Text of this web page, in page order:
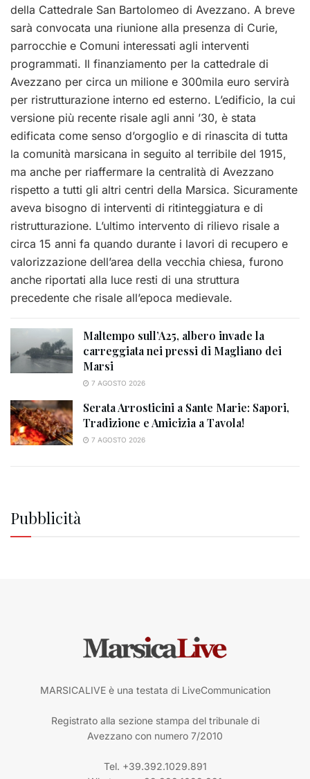
della Cattedrale San Bartolomeo di Avezzano. A breve
sarà convocata una riunione alla presenza di Curie,
parrocchie e Comuni interessati agli interventi
programmati. Il finanziamento per la cattedrale di
Avezzano per circa un milione e 300mila euro servirà
per ristrutturazione interno ed esterno. L’edificio, la cui
versione più recente risale agli anni ’30, è stata
edificata come senso d’orgoglio e di rinascita di tutta
la comunità marsicana in seguito al terribile del 1915,
ma anche per riaffermare la centralità di Avezzano
rispetto a tutti gli altri centri della Marsica. Sicuramente
aveva bisogno di interventi di ritinteggiatura e di
ristrutturazione. L’ultimo intervento di rilievo risale a
circa 15 anni fa quando durante i lavori di recupero e
valorizzazione dell’area della vecchia chiesa, furono
anche riportati alla luce resti di una struttura
precedente che risale all’epoca medievale.
Maltempo sull’A25, albero invade la
carreggiata nei pressi di Magliano dei
Marsi
7 AGOSTO 2026
Serata Arrosticini a Sante Marie: Sapori,
Tradizione e Amicizia a Tavola!
7 AGOSTO 2026
Pubblicità
MARSICALIVE è una testata di LiveCommunication
Registrato alla sezione stampa del tribunale di
Avezzano con numero 7/2010
Tel. +39.392.1029.891